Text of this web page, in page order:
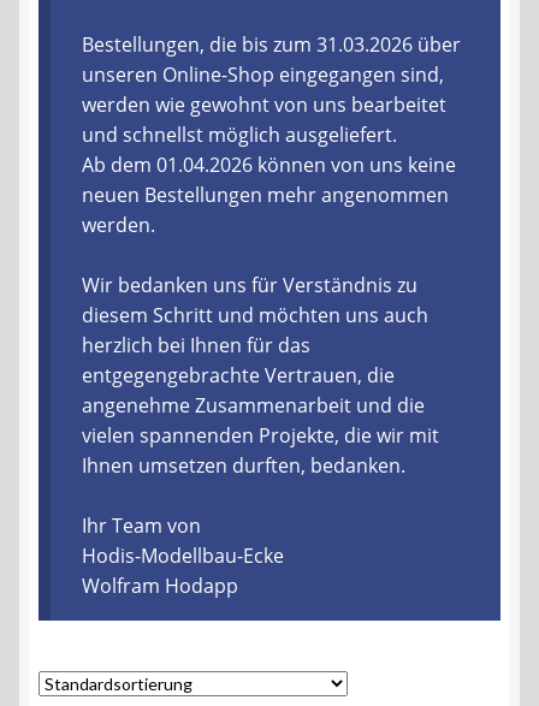
Liefer- und Versandkosten
Zahlungsarten
Lieferzeit & Verfügbarkeit
Gutschein
Batterien- und Akku Verordnung
Elektro- und Elektronikgeräte Verordnung
Öle- und Schmierstoff Verordnung
Kontakt
AGB
Widerrufsbelehrung
Bestellungen, die bis zum 31.03.2026 über
unseren Online-Shop eingegangen sind,
werden wie gewohnt von uns bearbeitet
und schnellst möglich ausgeliefert.
Ab dem 01.04.2026 können von uns keine
neuen Bestellungen mehr angenommen
werden.
Wir bedanken uns für Verständnis zu
diesem Schritt und möchten uns auch
herzlich bei Ihnen für das
entgegengebrachte Vertrauen, die
angenehme Zusammenarbeit und die
vielen spannenden Projekte, die wir mit
Ihnen umsetzen durften, bedanken.
Ihr Team von
Hodis-Modellbau-Ecke
Wolfram Hodapp